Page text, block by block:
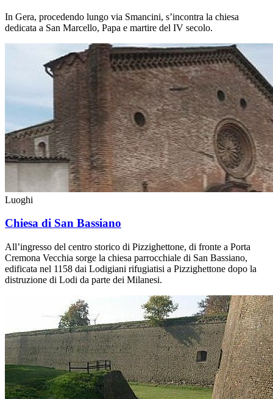
In Gera, procedendo lungo via Smancini, s’incontra la chiesa
dedicata a San Marcello, Papa e martire del IV secolo.
Luoghi
Chiesa di San Bassiano
All’ingresso del centro storico di Pizzighettone, di fronte a Porta
Cremona Vecchia sorge la chiesa parrocchiale di San Bassiano,
edificata nel 1158 dai Lodigiani rifugiatisi a Pizzighettone dopo la
distruzione di Lodi da parte dei Milanesi.